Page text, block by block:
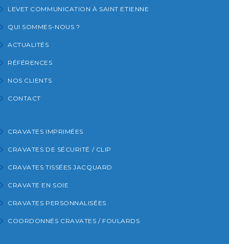
LEVET COMMUNICATION À SAINT ETIENNE
QUI SOMMES-NOUS ?
ACTUALITÉS
RÉFÉRENCES
NOS CLIENTS
CONTACT
CRAVATES IMPRIMÉES
CRAVATES DE SÉCURITÉ / CLIP
CRAVATES TISSÉES JACQUARD
CRAVATE EN SOIE
CRAVATES PERSONNALISÉES
COORDONNÉS CRAVATES / FOULARDS